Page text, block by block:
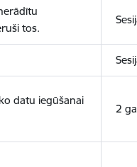
tos.
datu iegūšanai
2